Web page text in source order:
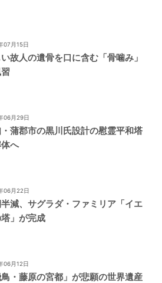
07月15日
故人の遺骨を口に含む「骨噛み」
06月29日
蒲郡市の黒川氏設計の慰霊平和塔
へ
06月22日
減、サグラダ・ファミリア「イエ
」が完成
06月12日
鳥・藤原の宮都」が悲願の世界遺産